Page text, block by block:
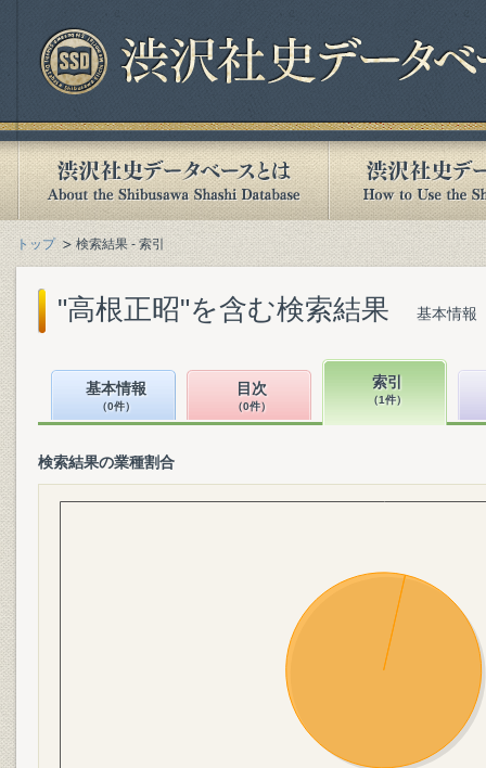
トップ 検索結果 - 索引
"高根正昭"を含む検索結果 基本情報
基本情報
（0件）
目次
（0件）
索引
（1件）
検索結果の業種割合